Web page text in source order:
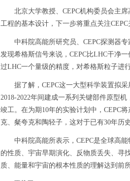
北京大学教授、CEPC机构委员会主席
工程的基本设计，下一步将重点关注CEPC
中科院高能所研究员、CEPC探测器专
发现希格斯信号来说，CEPC比LHC干净
过LHC一个量级的精度，对希格斯粒子进
据了解，CEPC这一大型科学装置拟采
2018-2022年间建成一系列关键部件原型
竣工。在为期10年的实验计划中，CEPC
克、粲夸克和陶轻子，这对于已有30年历
中科院高能所表示，CEPC是全球高能
的性质、宇宙早期演化、反物质丢失、寻
质、能量和宇宙的根本性质的理解达到前